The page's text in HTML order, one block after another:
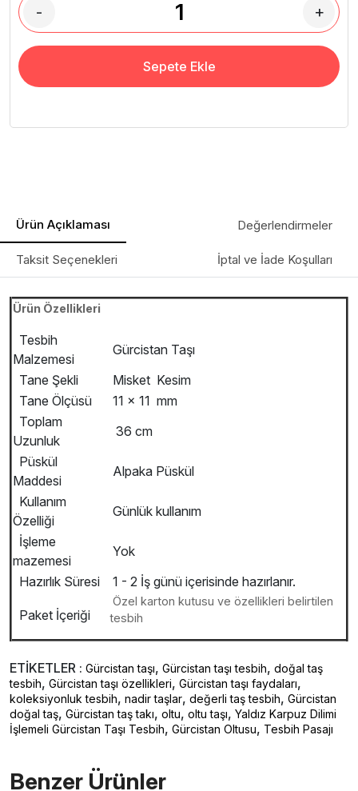
- +
Sepete Ekle
Ürün Açıklaması Değerlendirmeler
Taksit Seçenekleri İptal ve İade Koşulları
Ürün Özellikleri
Tesbih
Malzemesi
Gürcistan Taşı
Tane Şekli
Misket Kesim
Tane Ölçüsü
11 x 11 mm
Toplam
Uzunluk
36 cm
Püskül
Maddesi
Alpaka Püskül
Kullanım
Özelliği
Günlük kullanım
İşleme
mazemesi
Yok
Hazırlık Süresi
1 - 2 İş günü içerisinde hazırlanır.
Paket İçeriği
Özel karton kutusu ve özellikleri belirtilen
tesbih
ETİKETLER : Gürcistan taşı, Gürcistan taşı tesbih, doğal taş
tesbih, Gürcistan taşı özellikleri, Gürcistan taşı faydaları,
koleksiyonluk tesbih, nadir taşlar, değerli taş tesbih, Gürcistan
doğal taş, Gürcistan taş takı, oltu, oltu taşı, Yaldız Karpuz Dilimi
İşlemeli Gürcistan Taşı Tesbih, Gürcistan Oltusu, Tesbih Pasajı
Benzer Ürünler ️